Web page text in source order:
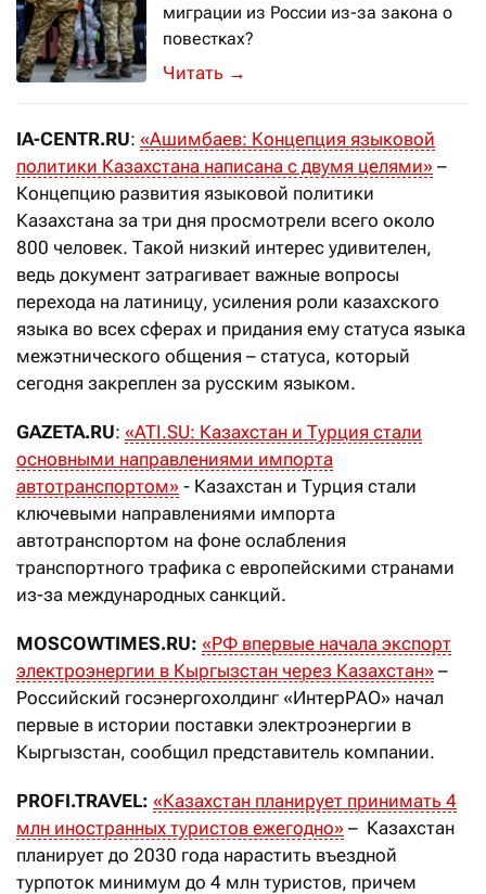
миграции из России из-за закона о
повестках?
Закон, принятый Госдумой, вызвал
→
IA-CENTR.RU: «Ашимбаев: Концепция языковой
политики Казахстана написана с двумя целями» –
Концепцию развития языковой политики
Казахстана за три дня просмотрели всего около
800 человек. Такой низкий интерес удивителен,
ведь документ затрагивает важные вопросы
перехода на латиницу, усиления роли казахского
языка во всех сферах и придания ему статуса языка
межэтнического общения – статуса, который
сегодня закреплен за русским языком.
GAZETA.RU: «ATI.SU: Казахстан и Турция стали
основными направлениями импорта
автотранспортом» - Казахстан и Турция стали
ключевыми направлениями импорта
автотранспортом на фоне ослабления
транспортного трафика с европейскими странами
из-за международных санкций.
MOSCOWTIMES.RU: «РФ впервые начала экспорт
электроэнергии в Кыргызстан через Казахстан» –
Российский госэнергохолдинг «ИнтерРАО» начал
первые в истории поставки электроэнергии в
Кыргызстан, сообщил представитель компании.
PROFI.TRAVEL: «Казахстан планирует принимать 4
млн иностранных туристов ежегодно» – Казахстан
планирует до 2030 года нарастить въездной
турпоток минимум до 4 млн туристов, причем